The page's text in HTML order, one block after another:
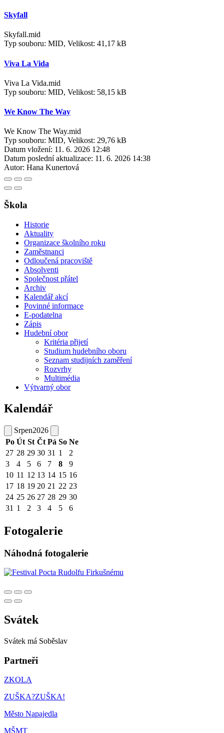
Skyfall
Skyfall.mid
Typ souboru: MID, Velikost: 41,17 kB
Viva La Vida
Viva La Vida.mid
Typ souboru: MID, Velikost: 58,15 kB
We Know The Way
We Know The Way.mid
Typ souboru: MID, Velikost: 29,76 kB
Datum vložení: 11. 6. 2026 12:48
Datum poslední aktualizace: 11. 6. 2026 14:38
Autor: Hana Kunertová
Škola
Historie
Aktuality
Organizace školního roku
Zaměstnanci
Odloučená pracoviště
Absolventi
Společnost přátel
Archiv
Kalendář akcí
Povinné informace
E-podatelna
Zápis
Hudební obor
Kritéria přijetí
Studium hudebního oboru
Seznam studijních zaměření
Rozvrhy
Multimédia
Výtvarný obor
Kalendář
Srpen2026
Po Út St Čt Pá So Ne
27 28 29 30 31 1
2
3
4 5 6 7 8
9
10 11 12 13 14 15 16
17 18 19 20 21 22 23
24 25 26 27 28 29 30
31 1 2 3 4 5 6
Fotogalerie
Náhodná fotogalerie
Svátek
Svátek má Soběslav
Partneři
ZKOLA
ZUŠKA?ZUŠKA!
Město Napajedla
MŠMT